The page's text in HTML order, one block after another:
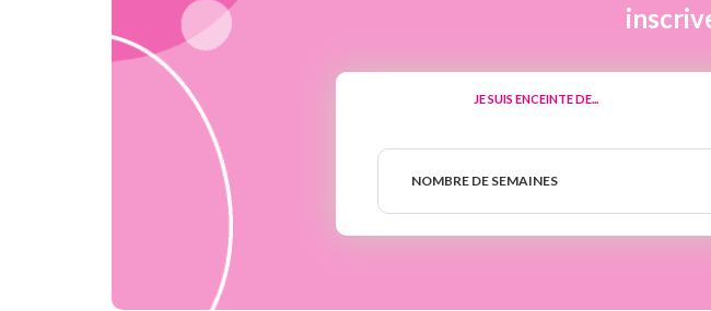
JE SUIS ENCEINTE DE...
Nombre
semaines
NOMBRE DE SEMAINES